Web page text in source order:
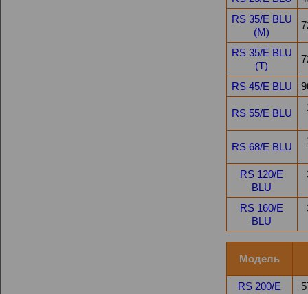
RS 35/E BLU
(M)
RS 35/E BLU
(T)
RS 45/E BLU
RS 55/E BLU
RS 68/E BLU
RS 120/E
BLU
RS 160/E
BLU
Модель
RS 200/E